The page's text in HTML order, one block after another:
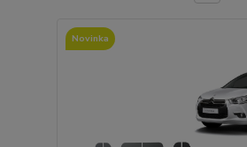
Novinka